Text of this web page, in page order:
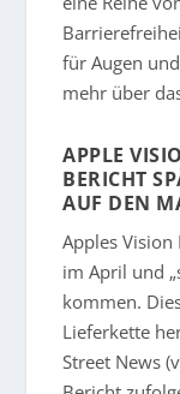
für Augen
mehr über
APPLE
BERICHT
AUF DEN
Apples
im April und
kommen.
Lieferkette
Street News